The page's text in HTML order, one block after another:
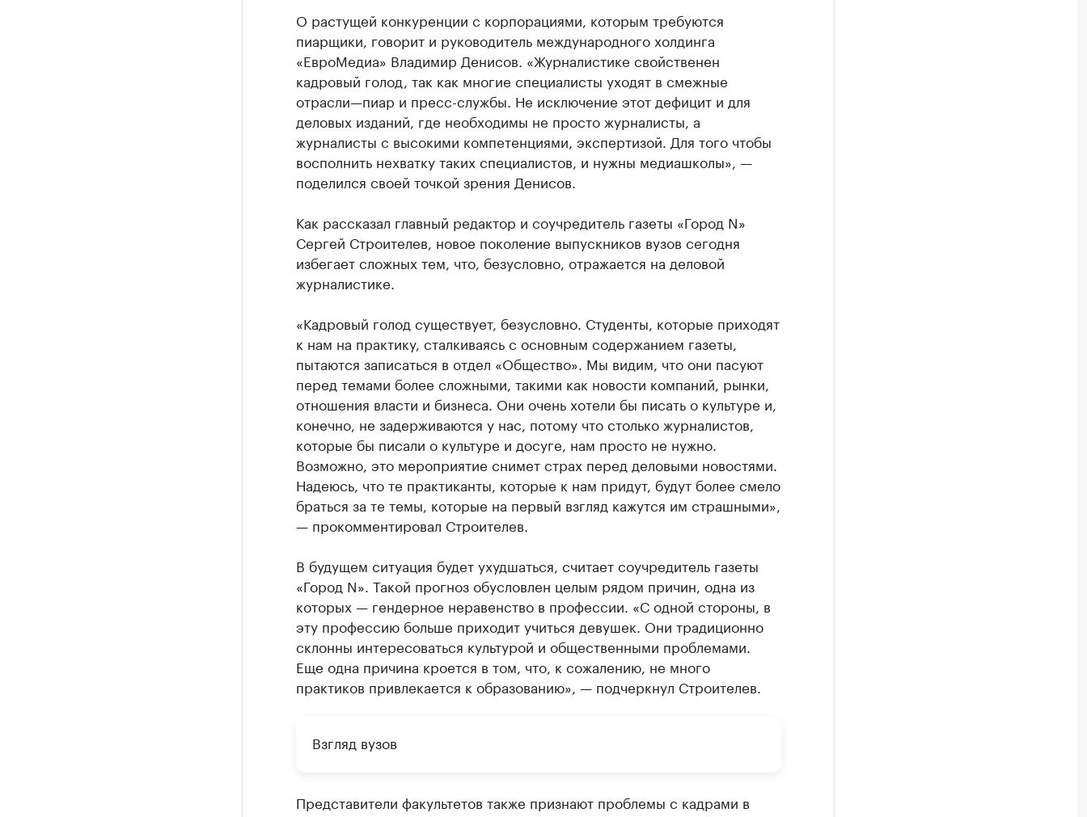
О растущей конкуренции с корпорациями, которым требуются
пиарщики, говорит и руководитель международного холдинга
«ЕвроМедиа» Владимир Денисов. «Журналистике свойственен
кадровый голод, так как многие специалисты уходят в смежные
отрасли—пиар и пресс-службы. Не исключение этот дефицит и для
деловых изданий, где необходимы не просто журналисты, а
журналисты с высокими компетенциями, экспертизой. Для того чтобы
восполнить нехватку таких специалистов, и нужны медиашколы», —
поделился своей точкой зрения Денисов.
Как рассказал главный редактор и соучредитель газеты «Город N»
Сергей Строителев, новое поколение выпускников вузов сегодня
избегает сложных тем, что, безусловно, отражается на деловой
журналистике.
«Кадровый голод существует, безусловно. Студенты, которые приходят
к нам на практику, сталкиваясь с основным содержанием газеты,
пытаются записаться в отдел «Общество». Мы видим, что они пасуют
перед темами более сложными, такими как новости компаний, рынки,
отношения власти и бизнеса. Они очень хотели бы писать о культуре и,
конечно, не задерживаются у нас, потому что столько журналистов,
которые бы писали о культуре и досуге, нам просто не нужно.
Возможно, это мероприятие снимет страх перед деловыми новостями.
Надеюсь, что те практиканты, которые к нам придут, будут более смело
браться за те темы, которые на первый взгляд кажутся им страшными»,
— прокомментировал Строителев.
В будущем ситуация будет ухудшаться, считает соучредитель газеты
«Город N». Такой прогноз обусловлен целым рядом причин, одна из
которых — гендерное неравенство в профессии. «С одной стороны, в
эту профессию больше приходит учиться девушек. Они традиционно
склонны интересоваться культурой и общественными проблемами.
Еще одна причина кроется в том, что, к сожалению, не много
практиков привлекается к образованию», — подчеркнул Строителев.
Взгляд вузов
Представители факультетов также признают проблемы с кадрами в